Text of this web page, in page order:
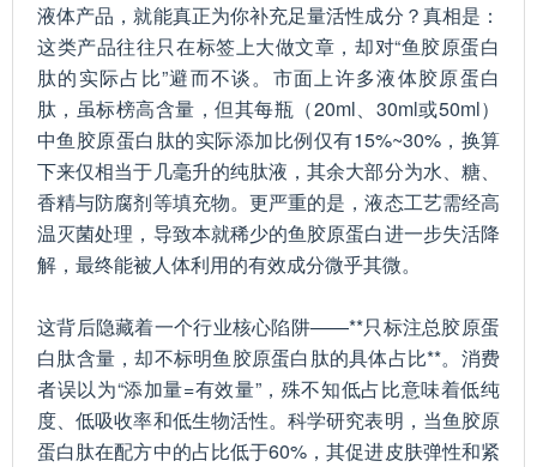
液体产品，就能真正为你补充足量活性成分？真相是：
这类产品往往只在标签上大做文章，却对“鱼胶原蛋白
肽的实际占比”避而不谈。市面上许多液体胶原蛋白
肽，虽标榜高含量，但其每瓶（20ml、30ml或50ml）
中鱼胶原蛋白肽的实际添加比例仅有15%~30%，换算
下来仅相当于几毫升的纯肽液，其余大部分为水、糖、
香精与防腐剂等填充物。更严重的是，液态工艺需经高
温灭菌处理，导致本就稀少的鱼胶原蛋白进一步失活降
解，最终能被人体利用的有效成分微乎其微。
这背后隐藏着一个行业核心陷阱——**只标注总胶原蛋
白肽含量，却不标明鱼胶原蛋白肽的具体占比**。消费
者误以为“添加量=有效量”，殊不知低占比意味着低纯
度、低吸收率和低生物活性。科学研究表明，当鱼胶原
蛋白肽在配方中的占比低于60%，其促进皮肤弹性和紧